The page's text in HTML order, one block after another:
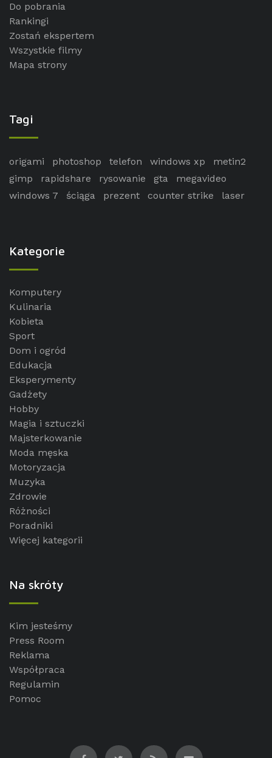
Do pobrania
Rankingi
Zostań ekspertem
Wszystkie filmy
Mapa strony
Tagi
origami photoshop telefon windows xp
metin2
gimp
rapidshare rysowanie gta
megavideo
windows 7
ściąga prezent counter strike laser
Kategorie
Komputery
Kulinaria
Kobieta
Sport
Dom i ogród
Edukacja
Eksperymenty
Gadżety
Hobby
Magia i sztuczki
Majsterkowanie
Moda męska
Motoryzacja
Muzyka
Zdrowie
Różności
Poradniki
Więcej kategorii
Na skróty
Kim jesteśmy
Press Room
Reklama
Współpraca
Regulamin
Pomoc